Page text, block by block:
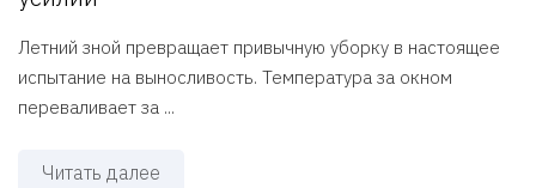
Летний зной превращает привычную уборку в настоящее
испытание на выносливость. Температура за окном
переваливает за ...
Читать далее